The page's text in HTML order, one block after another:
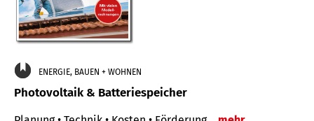
ENERGIE, BAUEN + WOHNEN
Photovoltaik & Batteriespeicher